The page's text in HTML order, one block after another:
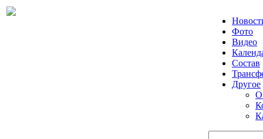
Фото
Видео
Состав
Другое
О